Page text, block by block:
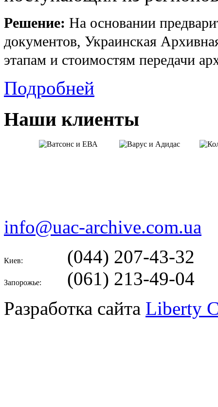
Решение: На основании
документов, Украинская
этапам и стоимостям передачи
Подробней
Наши клиенты
info@uac-archive.com.ua
Киев: (044) 207-43-32
Запорожье:
(061) 213-49-04
Разработка сайта Liberty